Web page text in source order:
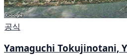
공식
Yamaguchi Tokujinotani,